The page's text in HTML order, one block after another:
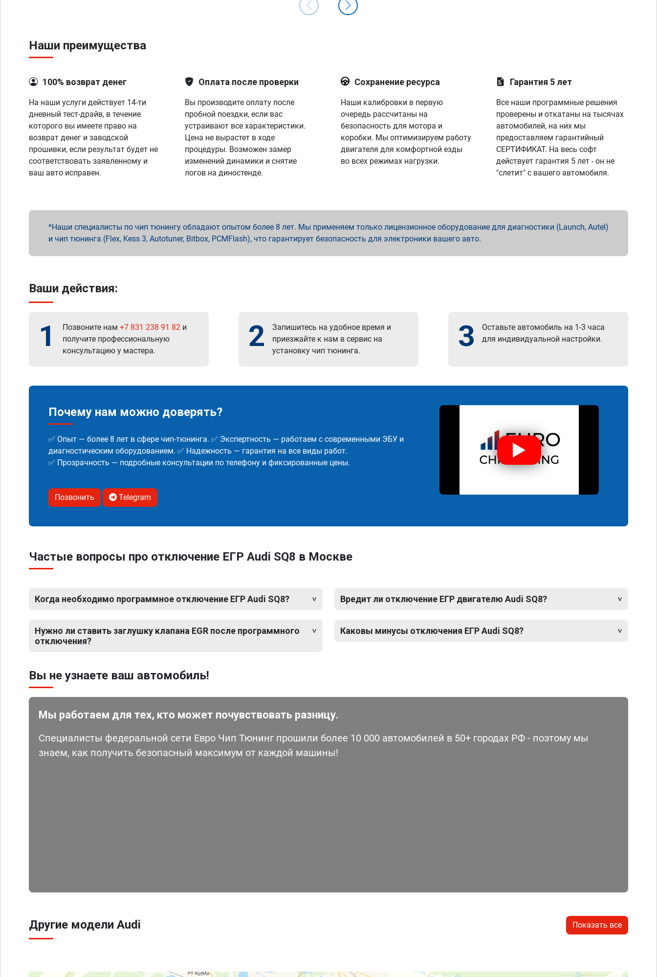
Наши преимущества
100% возврат денег
На наши услуги действует 14-ти
дневный тест-драйв, в течение
которого вы имеете право на
возврат денег и заводской
прошивки, если результат будет не
соответствовать заявленному и
ваш авто исправен.
Оплата после проверки
Вы производите оплату после
пробной поездки, если вас
устраивают все характеристики.
Цена не вырастет в ходе
процедуры. Возможен замер
изменений динамики и снятие
логов на диностенде.
Сохранение ресурса
Наши калибровки в первую
очередь рассчитаны на
безопасность для мотора и
коробки. Мы оптимизируем работу
двигателя для комфортной езды
во всех режимах нагрузки.
Гарантия 5 лет
Все наши программные решения
проверены и откатаны на тысячах
автомобилей, на них мы
предоставляем гарантийный
СЕРТИФИКАТ. На весь софт
действует гарантия 5 лет - он не
"слетит" с вашего автомобиля.
Наши специалисты по чип тюнингу обладают опытом более 8 лет. Мы применяем только лицензионное оборудование для диагностики (Launch, Autel)
и чип тюнинга (Flex, Kess 3, Autotuner, Bitbox, PCMFlash), что гарантирует безопасность для электроники вашего авто.
Ваши действия:
1 Позвоните нам +7 831 238 91 82 и
получите профессиональную
консультацию у мастера.
2
Запишитесь на удобное время и
приезжайте к нам в сервис на
установку чип тюнинга.
3
Оставьте автомобиль на 1-3 часа
для индивидуальной настройки.
Почему нам можно доверять?
✅ Опыт — более 8 лет в сфере чип-тюнинга. ✅ Экспертность — работаем с современными ЭБУ и
диагностическим оборудованием. ✅ Надежность — гарантия на все виды работ.
✅ Прозрачность — подробные консультации по телефону и фиксированные цены.
Позвонить Telegram
Частые вопросы про отключение ЕГР Audi SQ8 в Москве
Когда необходимо программное отключение ЕГР Audi SQ8?
Нужно ли ставить заглушку клапана EGR после программного
отключения?
Вредит ли отключение ЕГР двигателю Audi SQ8?
Каковы минусы отключения ЕГР Audi SQ8?
Вы не узнаете ваш автомобиль!
Мы работаем для тех, кто может почувствовать разницу.
Специалисты федеральной сети Евро Чип Тюнинг прошили более 10 000 автомобилей в 50+ городах РФ - поэтому мы
знаем, как получить безопасный максимум от каждой машины!
Другие модели Audi Показать все